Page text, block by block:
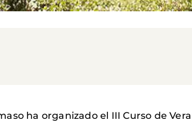
ha organizado el III Curso de